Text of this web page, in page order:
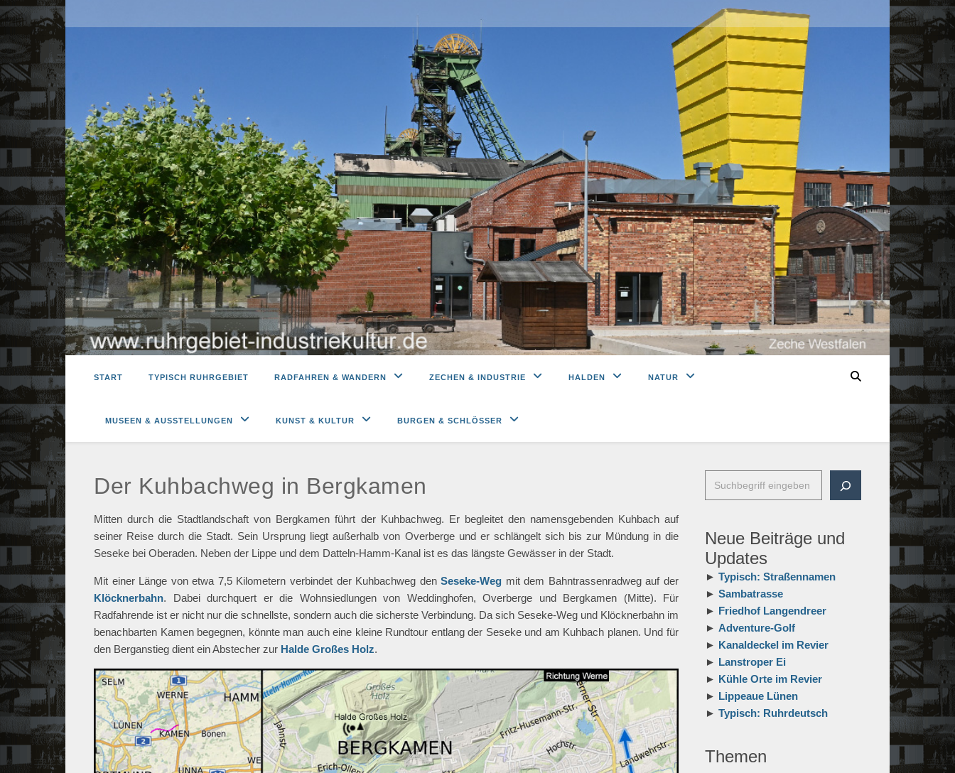
START TYPISCH RUHRGEBIET RADFAHREN & WANDERN ZECHEN & INDUSTRIE HALDEN NATUR
MUSEEN & AUSSTELLUNGEN KUNST & KULTUR BURGEN & SCHLÖSSER
Der Kuhbachweg in Bergkamen
Mitten durch die Stadtlandschaft von Bergkamen führt der Kuhbachweg. Er begleitet den namensgebenden Kuhbach auf
seiner Reise durch die Stadt. Sein Ursprung liegt außerhalb von Overberge und er schlängelt sich bis zur Mündung in die
Seseke bei Oberaden. Neben der Lippe und dem Datteln-Hamm-Kanal ist es das längste Gewässer in der Stadt.
Mit einer Länge von etwa 7,5 Kilometern verbindet der Kuhbachweg denSeseke-Weg mit dem Bahntrassenradweg auf der
Klöcknerbahn. Dabei durchquert er die Wohnsiedlungen von Weddinghofen, Overberge und Bergkamen (Mitte). Für
Radfahrende ist er nicht nur die schnellste, sondern auch die sicherste Verbindung. Da sich Seseke-Weg und Klöcknerbahn im
benachbarten Kamen begegnen, könnte man auch eine kleine Rundtour entlang der Seseke und am Kuhbach planen. Und für
den Berganstieg dient ein Abstecher zur Halde Großes Holz.
Neue Beiträge und
Updates
► Typisch: Straßennamen
► Sambatrasse
► Friedhof Langendreer
► Adventure-Golf
► Kanaldeckel im Revier
► Lanstroper Ei
► Kühle Orte im Revier
► Lippeaue Lünen
► Typisch: Ruhrdeutsch
Themen